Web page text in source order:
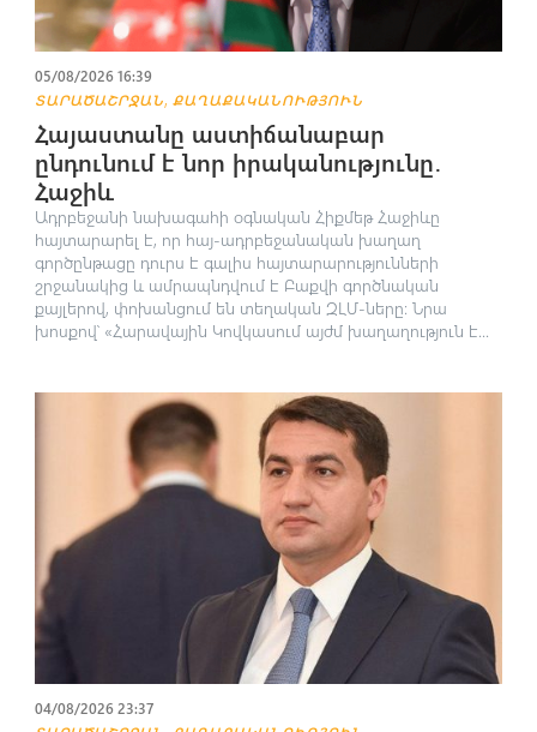
05/08/2026 16:39
ՏԱՐԱԾԱՇՐՋԱՆ, ՔԱՂԱՔԱԿԱՆՈՒԹՅՈՒՆ
Հայաստանը աստիճանաբար
ընդունում է նոր իրականությունը․
Հաջիև
Ադրբեջանի նախագահի օգնական Հիքմեթ Հաջիևը
հայտարարել է, որ հայ-ադրբեջանական խաղաղ
գործընթացը դուրս է գալիս հայտարարությունների
շրջանակից և ամրապնդվում է Բաքվի գործնական
քայլերով, փոխանցում են տեղական ԶԼՄ-ները։ Նրա
խոսքով՝ «Հարավային Կովկասում այժմ խաղաղություն է...
04/08/2026 23:37